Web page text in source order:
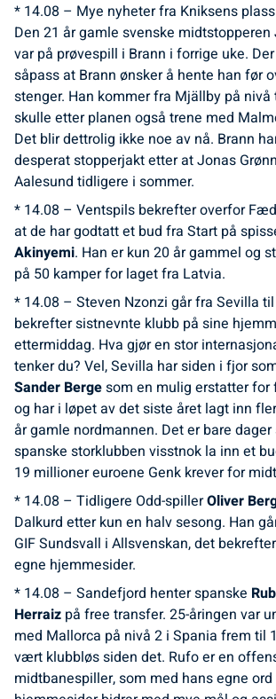
* 14.08 – Mye nyheter fra Kniksens
Den 21 år gamle svenske midtstopperen
var på prøvespill i Brann i forrige uke.
såpass at Brann ønsker å hente han før
stenger. Han kommer fra Mjällby på nivå
skulle etter planen også trene med
Det blir dettrolig ikke noe av nå. Brann
desperat stopperjakt etter at Jonas
Aalesund tidligere i sommer.
* 14.08 – Ventspils bekrefter overfor
at de har godtatt et bud fra Start på
Akinyemi. Han er kun 20 år gammel og
på 50 kamper for laget fra Latvia.
* 14.08 – Steven Nzonzi går fra Sevilla
bekrefter sistnevnte klubb på sine
ettermiddag. Hva gjør en stor
tenker du? Vel, Sevilla har siden i fjor
Sander Bergesom en mulig erstatter for
og har i løpet av det siste året lagt inn
år gamle nordmannen. Det er bare
spanske storklubben visstnok la inn et
19 millioner euroene Genk krever for
* 14.08 – Tidligere Odd-spillerOliver
Dalkurd etter kun en halv sesong. Han
GIF Sundsvall i Allsvenskan, det
egne hjemmesider.
* 14.08 – Sandefjord henter spanske
Herraiz på free transfer. 25-åringen var
med Mallorca på nivå 2 i Spania frem til
vært klubbløs siden det. Rufo er en
midtbanespiller, som med hans egne